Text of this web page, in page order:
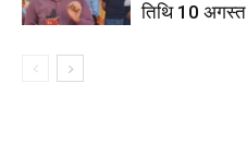
तिथि 10 अगस्त